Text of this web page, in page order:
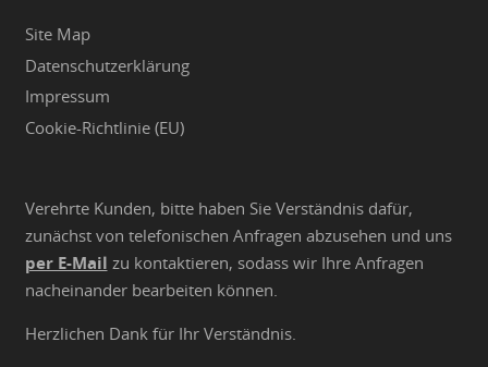
Site Map
Datenschutzerklärung
Impressum
Cookie-Richtlinie (EU)
Verehrte Kunden, bitte haben Sie Verständnis dafür,
zunächst von telefonischen Anfragen abzusehen und uns
per E-Mail zu kontaktieren, sodass wir Ihre Anfragen
nacheinander bearbeiten können.
Herzlichen Dank für Ihr Verständnis.